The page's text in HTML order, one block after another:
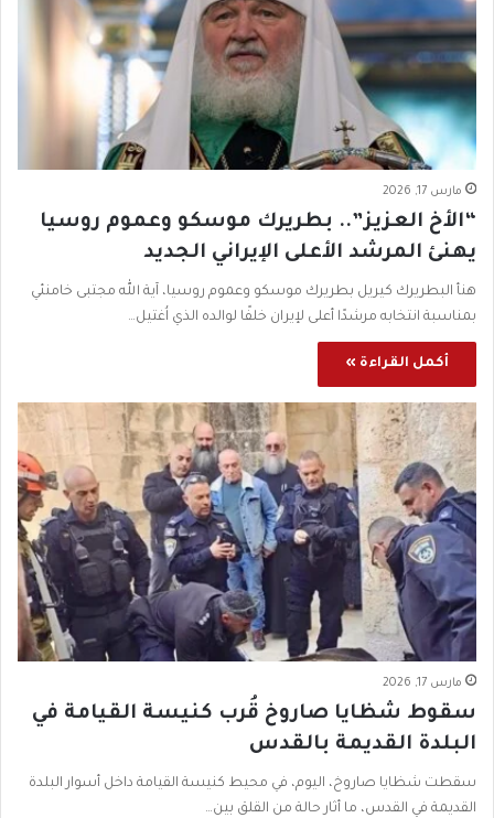
مارس 17, 2026
“الأخ العزيز”.. بطريرك موسكو وعموم روسيا
يهنئ المرشد الأعلى الإيراني الجديد
هنأ البطريرك كيريل بطريرك موسكو وعموم روسيا، آية الله مجتبى خامنئي
بمناسبة انتخابه مرشدًا أعلى لإيران خلفًا لوالده الذي اُغتيل…
أكمل القراءة »
مارس 17, 2026
سقوط شظايا صاروخ قُرب كنيسة القيامة في
البلدة القديمة بالقدس
سقطت شظايا صاروخ، اليوم، في محيط كنيسة القيامة داخل أسوار البلدة
القديمة في القدس، ما أثار حالة من القلق بين…